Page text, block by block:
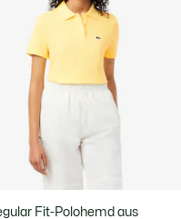
Fit-Polohemd aus